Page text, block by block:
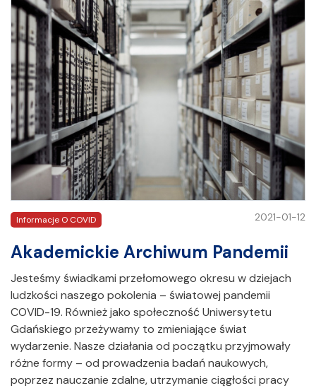
Informacje O COVID 2021-01-12
Akademickie Archiwum Pandemii
Jesteśmy świadkami przełomowego okresu w dziejach
ludzkości naszego pokolenia – światowej pandemii
COVID-19. Również jako społeczność Uniwersytetu
Gdańskiego przeżywamy to zmieniające świat
wydarzenie. Nasze działania od początku przyjmowały
różne formy – od prowadzenia badań naukowych,
poprzez nauczanie zdalne, utrzymanie ciągłości pracy